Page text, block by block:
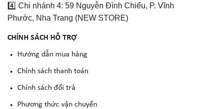
4️⃣ Chi nhánh 4: 59 Nguyễn Đình Chiểu, P. Vĩnh
Phước, Nha Trang (NEW STORE)
CHÍNH SÁCH HỖ TRỢ
Hướng dẫn mua hàng
Chính sách thanh toán
Chính sách đổi trả
Phương thức vận chuyển